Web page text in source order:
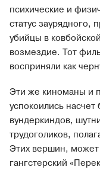
психические и
статус заурядного,
убийцы в
возмездие. Тот
восприняли как
Эти же киноманы и
успокоились
вундеркиндов,
трудоголиков,
Этих вершин, может
гангстерский